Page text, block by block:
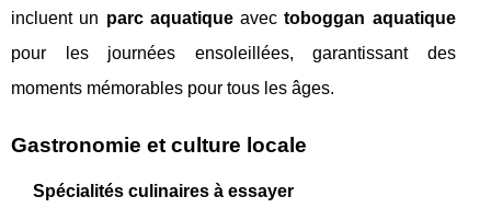
incluent un parc aquatiqueavectoboggan aquatique
pour les journées ensoleillées, garantissant des
moments mémorables pour tous les âges.
Gastronomie et culture locale
Spécialités culinaires à essayer